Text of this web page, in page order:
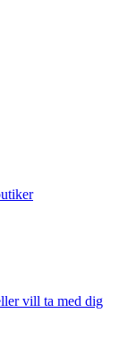
vill ta med dig